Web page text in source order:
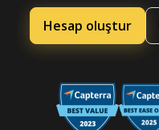
Hesap oluştur